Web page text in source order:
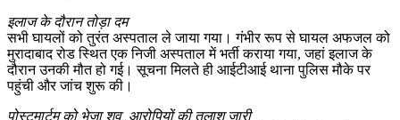
इलाज के दौरान तोड़ा दम
सभी घायलों को तुरंत अस्पताल ले जाया गया। गंभीर रूप से घायल अफजल को
मुरादाबाद रोड स्थित एक निजी अस्पताल में भर्ती कराया गया, जहां इलाज के
दौरान उनकी मौत हो गई। सूचना मिलते ही आईटीआई थाना पुलिस मौके पर
पहुंची और जांच शुरू की।
पोस्टमार्टम को भेजा शव, आरोपियों की तलाश जारी